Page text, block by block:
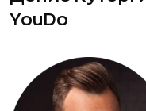
YouDo